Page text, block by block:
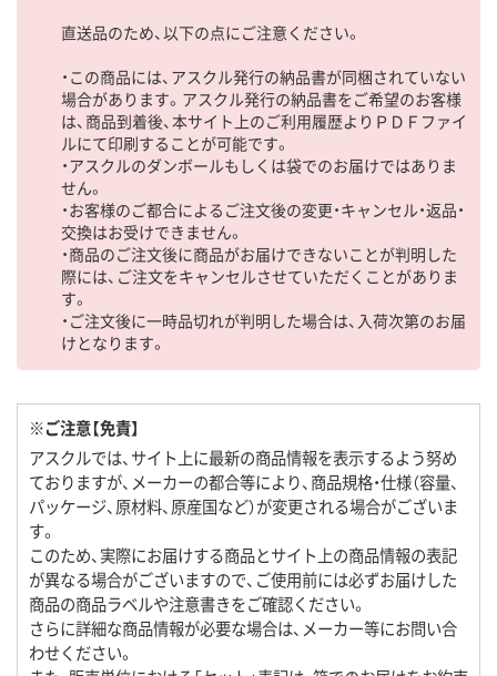
直送品のため、以下の点にご注意ください。
・この商品には、アスクル発行の納品書が同梱されていない
場合があります。アスクル発行の納品書をご希望のお客様
は、商品到着後、本サイト上のご利用履歴よりＰＤＦファイ
ルにて印刷することが可能です。
・アスクルのダンボールもしくは袋でのお届けではありま
せん。
・お客様のご都合によるご注文後の変更・キャンセル・返品・
交換はお受けできません。
・商品のご注文後に商品がお届けできないことが判明した
際には、ご注文をキャンセルさせていただくことがありま
す。
・ご注文後に一時品切れが判明した場合は、入荷次第のお届
けとなります。
※ご注意【免責】
アスクルでは、サイト上に最新の商品情報を表示するよう努め
ておりますが、メーカーの都合等により、商品規格・仕様（容量、
パッケージ、原材料、原産国など）が変更される場合がございま
す。
このため、実際にお届けする商品とサイト上の商品情報の表記
が異なる場合がございますので、ご使用前には必ずお届けした
商品の商品ラベルや注意書きをご確認ください。
さらに詳細な商品情報が必要な場合は、メーカー等にお問い合
わせください。